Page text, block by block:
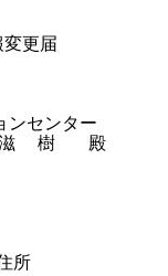
更届
ンセンター
樹   殿
所